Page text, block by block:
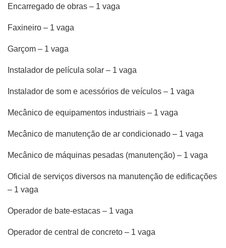
Encarregado de obras – 1 vaga
Faxineiro – 1 vaga
Garçom – 1 vaga
Instalador de película solar – 1 vaga
Instalador de som e acessórios de veículos – 1 vaga
Mecânico de equipamentos industriais – 1 vaga
Mecânico de manutenção de ar condicionado – 1 vaga
Mecânico de máquinas pesadas (manutenção) – 1 vaga
Oficial de serviços diversos na manutenção de edificações
– 1 vaga
Operador de bate-estacas – 1 vaga
Operador de central de concreto – 1 vaga